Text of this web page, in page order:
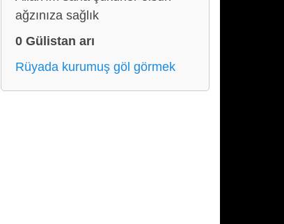
ağzınıza sağlık
0 Gülistan arı
Rüyada kurumuş göl görmek